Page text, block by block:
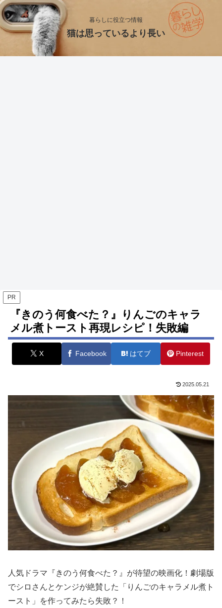
暮らしに役立つ情報
猫は思っているより長い
PR
『きのう何食べた？』りんごのキャラ
メル煮トースト再現レシピ！失敗編
X Facebook はてブ Pinterest
2025.05.21
人気ドラマ『きのう何食べた？』が待望の映画化！劇場版
でシロさんとケンジが絶賛した「りんごのキャラメル煮ト
ースト」を作ってみたら失敗？！